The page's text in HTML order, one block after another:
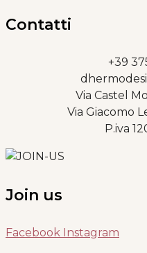
Contatti
+39
Via Castel
Via Giacomo
P.iva
Join us
Facebook Instagram